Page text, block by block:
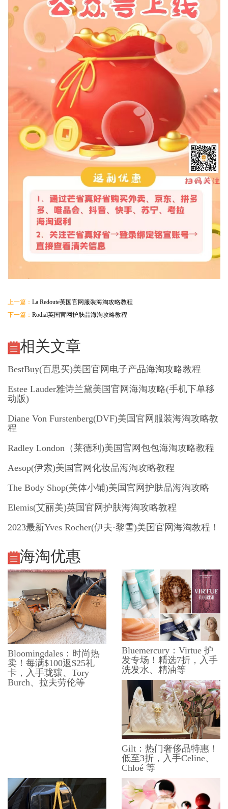
上一篇： La Redoute英国官网服装海淘攻略教程
下一篇： Rodial英国官网护肤品海淘攻略教程
相关文章
BestBuy(百思买)美国官网电子产品海淘攻略教程
Estee Lauder雅诗兰黛美国官网海淘攻略(手机下单移
动版)
Diane Von Furstenberg(DVF)美国官网服装海淘攻略教
程
Radley London（莱德利)美国官网包包海淘攻略教程
Aesop(伊索)美国官网化妆品海淘攻略教程
The Body Shop(美体小铺)美国官网护肤品海淘攻略
Elemis(艾丽美)英国官网护肤海淘攻略教程
2023最新Yves Rocher(伊夫·黎雪)美国官网海淘教程！
海淘优惠
Bloomingdales：时尚热
卖！每满$100返$25礼
卡，入手珑骧、Tory
Burch、拉夫劳伦等
Bluemercury：Virtue 护
发专场！精选7折，入手
洗发水、精油等
Gilt：热门奢侈品特惠！
低至3折，入手Celine、
Chloé 等